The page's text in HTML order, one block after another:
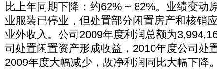
比上年同期下降：约62% ~ 82%。业绩变动
业服装已停业，但处置部分闲置房产和核销
业外收入。公司2009年度利润总额为
司处置闲置资产形成收益，2010年度公司处
2009年度大幅减少，故净利润同比大幅下降